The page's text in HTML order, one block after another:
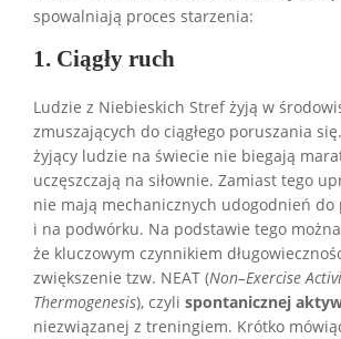
spowalniają proces starzenia:
1. Ciągły ruch
Ludzie z Niebieskich Stref żyją w
zmuszających do ciągłego poruszania
żyjący ludzie na świecie nie biegają
uczęszczają na siłownie. Zamiast tego
nie mają mechanicznych udogodnień do
i na podwórku. Na podstawie tego
że kluczowym czynnikiem
zwiększenie tzw. NEAT (Non–Exercise
Thermogenesis), czyli spontanicznej
niezwiązanej z treningiem. Krótko